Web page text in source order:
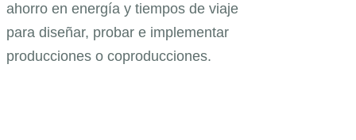
ahorro en energía y tiempos de viaje
para diseñar, probar e implementar
producciones o coproducciones.